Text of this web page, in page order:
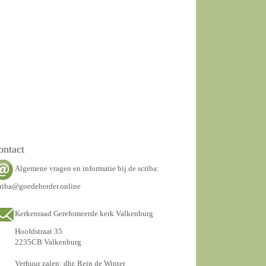
Algemene vragen en informatie bij de scriba:
Kerkenraad Gerefomeerde kerk Valkenburg
Hoofdstraat 35
2235CB Valkenburg
Verhuur zalen: dhr. Rein de Winter